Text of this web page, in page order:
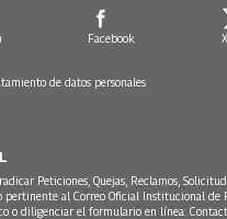
Facebook X
de datos personales
Peticiones, Quejas, Reclamos,
al Correo Oficial Institucional de
o diligenciar el formulario en línea: